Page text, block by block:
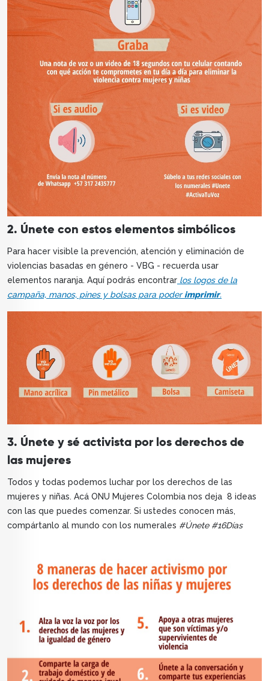
2. Únete con estos elementos simbólicos
Para hacer visible la prevención, atención y eliminación de
violencias basadas en género - VBG - recuerda usar
elementos naranja. Aquí podrás encontrar los logos de la
campaña, manos, pines y bolsas para poderimprimir.
3. Únete y sé activista por los derechos de
las mujeres
Todos y todas podemos luchar por los derechos de las
mujeres y niñas. Acá ONU Mujeres Colombia nos deja 8 ideas
con las que puedes comenzar. Si ustedes conocen más,
compártanlo al mundo con los numerales #Únete #16Días